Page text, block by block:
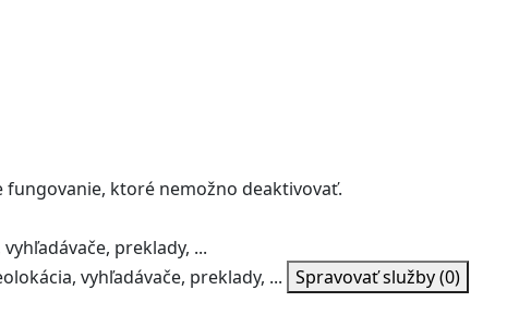
ktoré nemožno deaktivovať.
preklady, ...
vyhľadávače, preklady, ... Spravovať služby(0)